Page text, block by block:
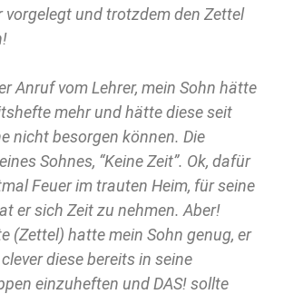
vorgelegt und trotzdem den Zettel
Anruf vom Lehrer, mein Sohn hätte
mehr und hätte diese seit
nicht besorgen können. Die
Sohnes, “Keine Zeit”. Ok, dafür
Feuer im trauten Heim, für seine
er sich Zeit zu nehmen. Aber!
(Zettel) hatte mein Sohn genug, er
diese bereits in seine
einzuheften und DAS! sollte